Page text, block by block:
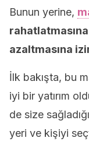
Bunun yerine,
azaltmasına
İlk bakışta, bu
iyi bir yatırım
de size
yeri ve kişiyi